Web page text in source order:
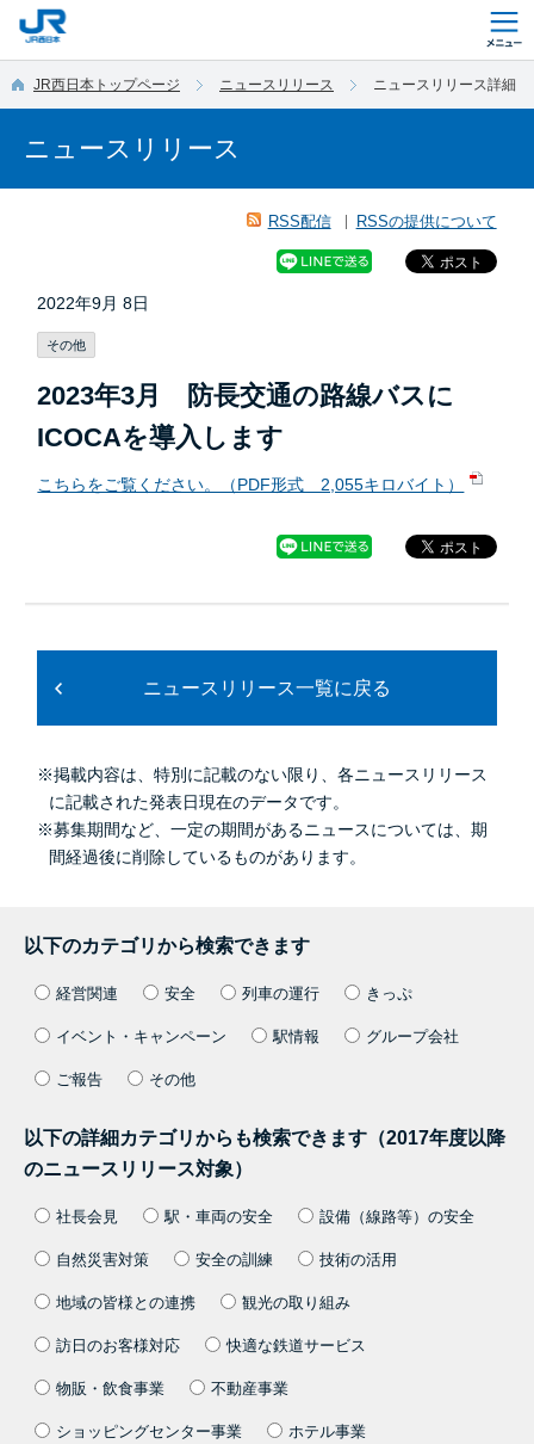
JR西日本トップページ ニュースリリース ニュースリリース詳細
ニュースリリース
RSS配信 RSSの提供について
2022年9月 8日
その他
2023年3月 防長交通の路線バスに
ICOCAを導入します
こちらをご覧ください。（PDF形式 2,055キロバイト）
ニュースリリース一覧に戻る
※掲載内容は、特別に記載のない限り、各ニュースリリース
に記載された発表日現在のデータです。
※募集期間など、一定の期間があるニュースについては、期
間経過後に削除しているものがあります。
以下のカテゴリから検索できます
経営関連 安全 列車の運行 きっぷ
イベント・キャンペーン 駅情報 グループ会社
ご報告 その他
以下の詳細カテゴリからも検索できます（2017年度以降
のニュースリリース対象）
社長会見 駅・車両の安全 設備（線路等）の安全
自然災害対策 安全の訓練 技術の活用
地域の皆様との連携 観光の取り組み
訪日のお客様対応 快適な鉄道サービス
物販・飲食事業 不動産事業
ショッピングセンター事業 ホテル事業